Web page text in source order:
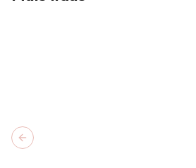
Previous slide